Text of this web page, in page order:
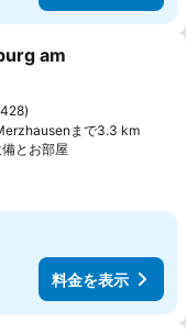
に追加
am
まで3.3 km
とお部屋料金を表示
料金を表示